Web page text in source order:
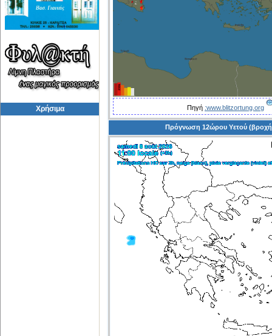
Χρήσιμα Πηγή :www.blitzortung.org
Πρόγνωση 12ώρου Υετού